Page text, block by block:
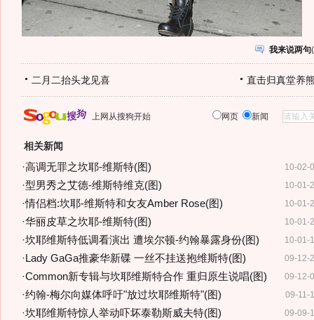
我来说两句(
二月二抬头龙见喜 直击归真堂养
上网从搜狗开始 网页 新闻
相关新闻
10-02-
·高调无罪之坎耶-维斯特(图)
10-01-
·型男秀之艾德-维斯特维克(图)
10-01-
·情侣档:坎耶-维斯特和女友Amber Rose(图)
10-01-
·华丽皮草之坎耶-维斯特(图)
10-01-
·坎耶维斯特低调看演出 遭埃尔顿-约翰暴露身份(图)
09-12-
· Lady GaGa推豪华新碟 一丝不挂送抱维斯特(图)
09-12-
·Common新专辑与坎耶维斯特合作 重归原生说唱(图)
09-11-
·约翰-梅尔向媒体呼吁"放过坎耶维斯特"(图)
09-09-
·坎耶维斯特惊人举动吓坏泰勒斯威夫特(图)